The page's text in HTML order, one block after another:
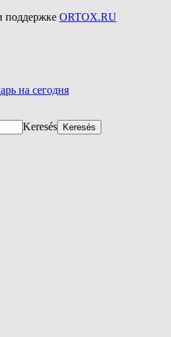
поддержке ORTOX.RU
на сегодня
Keresés